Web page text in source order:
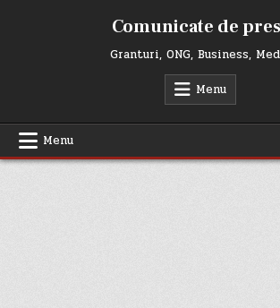
Comunicate de
Granturi, ONG, Business,
Menu
Menu